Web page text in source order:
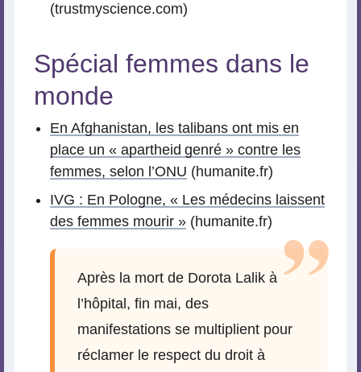
(trustmyscience.com)
Spécial femmes dans le
monde
En Afghanistan, les talibans ont mis en
place un « apartheid genré » contre les
femmes, selon l’ONU (humanite.fr)
IVG : En Pologne, « Les médecins laissent
des femmes mourir » (humanite.fr)
Après la mort de Dorota Lalik à
l’hôpital, fin mai, des
manifestations se multiplient pour
réclamer le respect du droit à